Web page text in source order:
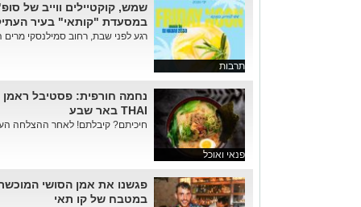
תרבות
שמש, קוקטיילים ווייב של
במסעדת "קותאי" בעיר
רגע לפני שבת, רחוב סמילנסקי
פנאי ואוכל
THAI באר שבע
חיכיתם? קיבלתם! לאחר ההצלחה
פגשנו את אמן הסושי
במטבח של קו תאי